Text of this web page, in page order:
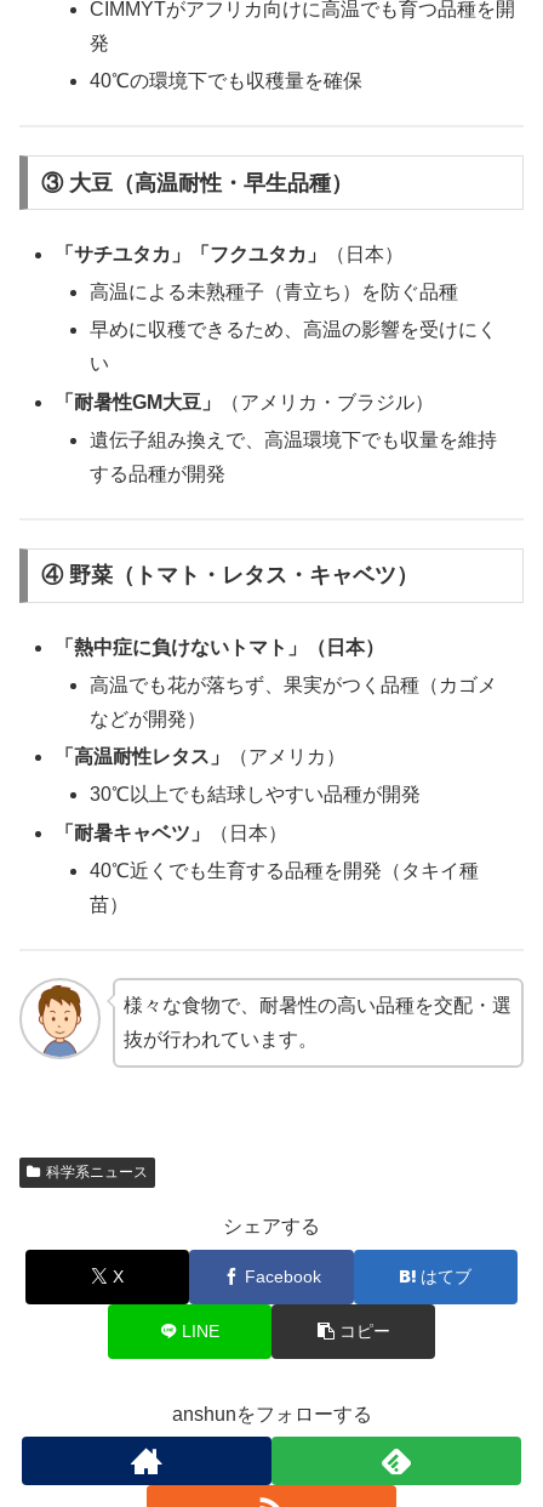
CIMMYTがアフリカ向けに高温でも育つ品種を開
発
40℃の環境下でも収穫量を確保
③ 大豆（高温耐性・早生品種）
「サチユタカ」「フクユタカ」
（日本）
高温による未熟種子（青立ち）を防ぐ品種
早めに収穫できるため、高温の影響を受けにく
い
「耐暑性GM大豆」
（アメリカ・ブラジル）
遺伝子組み換えで、高温環境下でも収量を維持
する品種が開発
④ 野菜（トマト・レタス・キャベツ）
「熱中症に負けないトマト」（日本）
高温でも花が落ちず、果実がつく品種（カゴメ
などが開発）
「高温耐性レタス」
（アメリカ）
30℃以上でも結球しやすい品種が開発
「耐暑キャベツ」
（日本）
40℃近くでも生育する品種を開発（タキイ種
苗）
様々な食物で、耐暑性の高い品種を交配・選
抜が行われています。
科学系ニュース
シェアする
X Facebook はてブ
LINE コピー
anshunをフォローする